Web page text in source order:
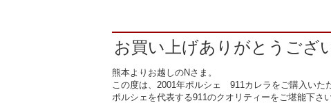
お買い上げありがとうござ
熊本よりお越しのNさま。
この度は、2001年ポルシェ 911カレラをご購入いた
ポルシェを代表する911のクオリティーをご堪能下さい